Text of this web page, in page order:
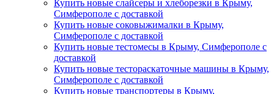
Купить новые слайсеры и хлеборезки в Крыму,
Симферополе с доставкой
Купить новые соковыжималки в Крыму,
Симферополе с доставкой
Купить новые тестомесы в Крыму, Симферополе с
доставкой
Купить новые тестораскаточные машины в Крыму,
Симферополе с доставкой
Купить новые транспортеры в Крыму,